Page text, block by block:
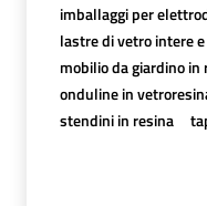
imballaggi per
lastre di vetro intere
mobilio da giardino in
onduline in
stendini in resina